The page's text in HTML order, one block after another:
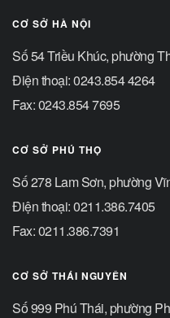
CƠ SỞ HÀ NỘI
Số 54 Triều Khúc, phường
Điện thoại: 0243.854 4264
Fax: 0243.854 7695
CƠ SỞ PHÚ THỌ
Số 278 Lam Sơn, phường
Điện thoại: 0211.386.7405
Fax: 0211.386.7391
CƠ SỞ THÁI NGUYÊN
Số 999 Phú Thái, phường